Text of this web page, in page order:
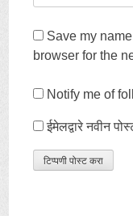
Save my name
browser for the
Notify me of
ईमेलद्वारे नवीन